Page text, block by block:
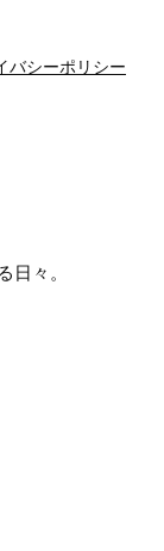
バシーポリシー
々。